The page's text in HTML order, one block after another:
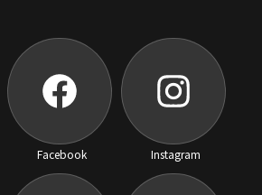
Facebook Instagram